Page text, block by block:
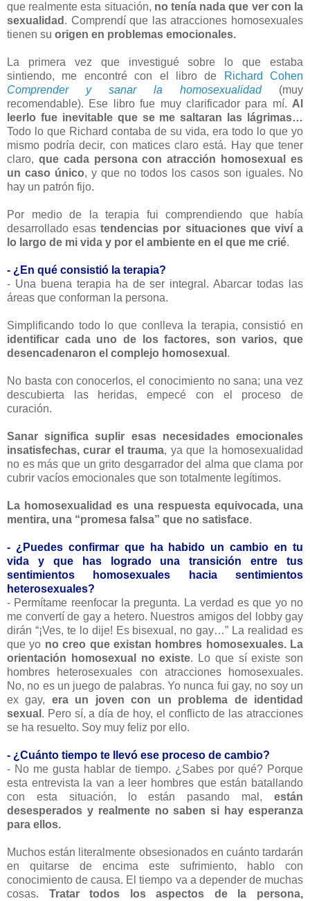
que realmente esta situación, no tenía nada que ver con la
sexualidad . Comprendí que las atracciones homosexuales
tienen su origen en problemas emocionales.
La primera vez que investigué sobre lo que estaba
sintiendo, me encontré con el libro de
Richard Cohen
Comprender y sanar la homosexualidad(muy
recomendable). Ese libro fue muy clarificador para mí. Al
leerlo fue inevitable que se me saltaran las lágrimas…
Todo lo que Richard contaba de su vida, era todo lo que yo
mismo podría decir, con matices claro está. Hay que tener
claro, que cada persona con atracción homosexual es
un caso único, y que no todos los casos son iguales. No
hay un patrón fijo.
Por medio de la terapia fui comprendiendo que había
desarrollado esastendencias por situaciones que viví a
lo largo de mi vida y por el ambiente en el que me crié.
- ¿En qué consistió la terapia?
- Una buena terapia ha de ser integral. Abarcar todas las
áreas que conforman la persona.
Simplificando todo lo que conlleva la terapia, consistió en
identificar cada uno de los factores, son varios, que
desencadenaron el complejo homosexual .
No basta con conocerlos, el conocimiento no sana; una vez
descubierta las heridas, empecé con el proceso de
curación.
Sanar significa suplir esas necesidades emocionales
insatisfechas, curar el trauma, ya que la homosexualidad
no es más que un grito desgarrador del alma que clama por
cubrir vacíos emocionales que son totalmente legítimos.
La homosexualidad es una respuesta equivocada, una
mentira, una “promesa falsa” que no satisface.
- ¿Puedes confirmar que ha habido un cambio en tu
vida y que has logrado una transición entre tus
sentimientos homosexuales hacia sentimientos
heterosexuales?
- Permítame reenfocar la pregunta. La verdad es que yo no
me convertí de gay a hetero. Nuestros amigos del lobby gay
dirán “¡Ves, te lo dije! Es bisexual, no gay…” La realidad es
que yo no creo que existan hombres homosexuales. La
orientación homosexual no existe. Lo que sí existe son
hombres heterosexuales con atracciones homosexuales.
No, no es un juego de palabras. Yo nunca fui gay, no soy un
ex gay, era un joven con un problema de identidad
sexual . Pero sí, a día de hoy, el conflicto de las atracciones
se ha resuelto. Soy muy feliz por ello.
- ¿Cuánto tiempo te llevó ese proceso de cambio?
- No me gusta hablar de tiempo. ¿Sabes por qué? Porque
esta entrevista la van a leer hombres que están batallando
con esta situación, lo están pasando mal, están
desesperados y realmente no saben si hay esperanza
para ellos.
Muchos están literalmente obsesionados en cuánto tardarán
en quitarse de encima este sufrimiento, hablo con
conocimiento de causa. El tiempo va a depender de muchas
cosas. Tratar todos los aspectos de la persona,